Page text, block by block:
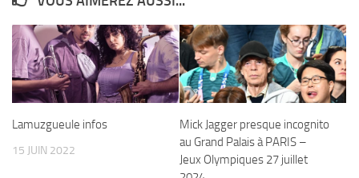
Lamuzgueule infos
15 JUIN 2022
Mick Jagger presque incognito
au Grand Palais à PARIS –
Jeux Olympiques 27 juillet